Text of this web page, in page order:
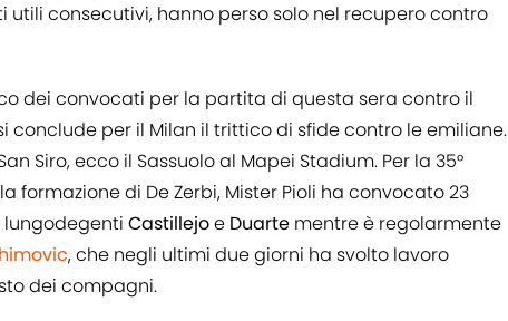
utili consecutivi, hanno perso solo nel recupero contro
dei convocati per la partita di questa sera contro il
conclude per il Milan il trittico di sfide contro le emiliane.
Siro, ecco il Sassuolo al Mapei Stadium. Per la 35°
formazione di De Zerbi, Mister Pioli ha convocato 23
lungodegenti Castillejoe Duarte mentre è regolarmente
, che negli ultimi due giorni ha svolto lavoro
dei compagni.